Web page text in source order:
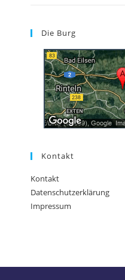
Die Burg
Kontakt
Kontakt
Datenschutzerklärung
Impressum